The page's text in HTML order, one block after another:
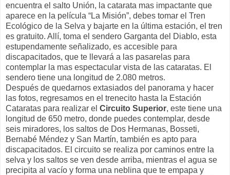
encuentra el salto Unión, la catarata mas impactante que
aparece en la película “La Misión”, debes tomar el Tren
Ecológico de la Selva y bajarte en la última estación, el tren
es gratuito. Allí, toma el sendero Garganta del Diablo, esta
estupendamente señalizado, es accesible para
discapacitados, que te llevará a las pasarelas para
contemplar la mas espectacular vista de las cataratas. El
sendero tiene una longitud de 2.080 metros.
Después de quedarnos extasiados del panorama y hacer
las fotos, regresamos en el trenecito hasta la Estación
Cataratas para realizar el Circuito Superior, este tiene una
longitud de 650 metro, donde puedes contemplar, desde
seis miradores, los saltos de Dos Hermanas, Bosseti,
Bernabé Méndez y San Martín, también es apto para
discapacitados. El circuito se realiza por caminos entre la
selva y los saltos se ven desde arriba, mientras el agua se
precipita al vacío y forma una neblina que te empapa y